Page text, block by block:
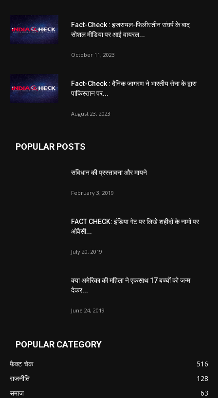
Fact-Check : इजरायल-फिलीस्तीन संघर्ष के बाद
सोशल मीडिया पर आई वायरल...
October 11, 2023
Fact-Check : दैनिक जागरण ने भारतीय सेना के द्वारा
पाकिस्तान पर...
August 23, 2023
POPULAR POSTS
संविधान की प्रस्तावना और मायने
February 3, 2019
FACT CHECK: इंडिया गेट पर लिखे शहीदों के नामों पर
ओवैसी...
July 20, 2019
क्या अमेरिका की महिला ने एकसाथ 17 बच्चों को जन्म
देकर...
June 24, 2019
POPULAR CATEGORY
फैक्ट चेक
516
राजनीति
128
समाज
63